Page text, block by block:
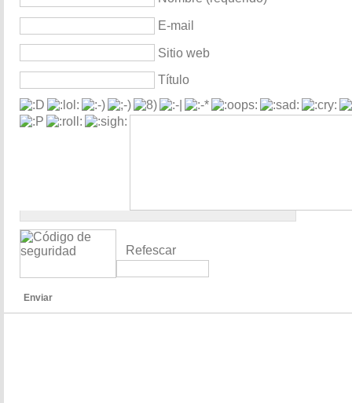
E-mail
Sitio web
Título
Refescar
Enviar